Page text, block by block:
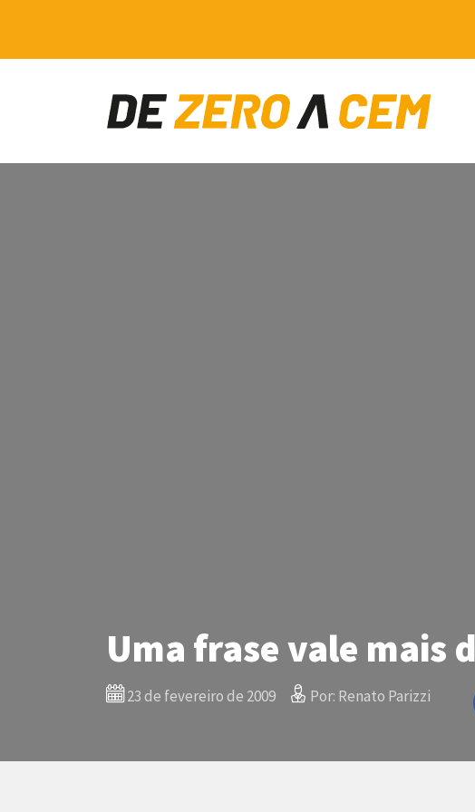
Main Navigation
Uma frase vale mais
23 de fevereiro de 2009 Por: Renato Parizzi